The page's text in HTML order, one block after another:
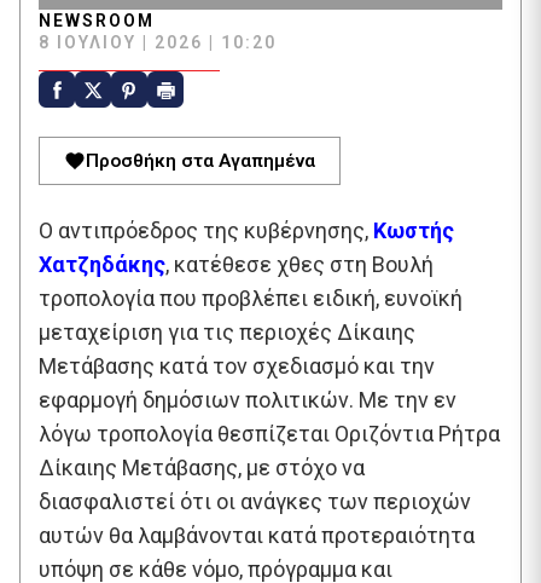
NEWSROOM
8 ΙΟΥΛΊΟΥ | 2026 | 10:20
Προσθήκη στα Αγαπημένα
Ο αντιπρόεδρος της κυβέρνησης, Κωστής
Χατζηδάκης, κατέθεσε χθες στη Βουλή
τροπολογία που προβλέπει ειδική, ευνοϊκή
μεταχείριση για τις περιοχές Δίκαιης
Μετάβασης κατά τον σχεδιασμό και την
εφαρμογή δημόσιων πολιτικών. Με την εν
λόγω τροπολογία θεσπίζεται Οριζόντια Ρήτρα
Δίκαιης Μετάβασης, με στόχο να
διασφαλιστεί ότι οι ανάγκες των περιοχών
αυτών θα λαμβάνονται κατά προτεραιότητα
υπόψη σε κάθε νόμο, πρόγραμμα και